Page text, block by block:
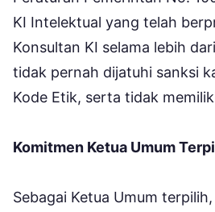
KI Intelektual yang telah
Konsultan KI selama lebih
tidak pernah dijatuhi sanksi
Kode Etik, serta tidak
Komitmen Ketua Umum
Sebagai Ketua Umum